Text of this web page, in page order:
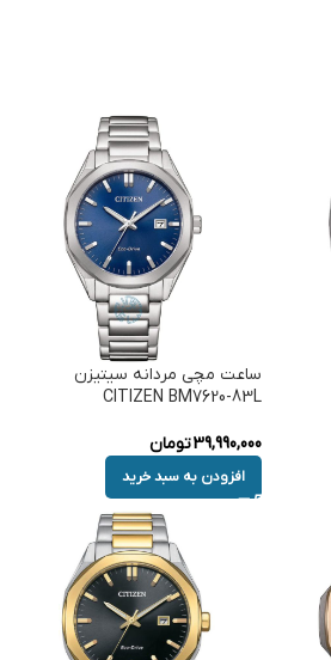
ساعت مچی مردانه سیتیزن
CITIZEN BM7620-83L
39,990,000تومان
افزودن به سبد خرید